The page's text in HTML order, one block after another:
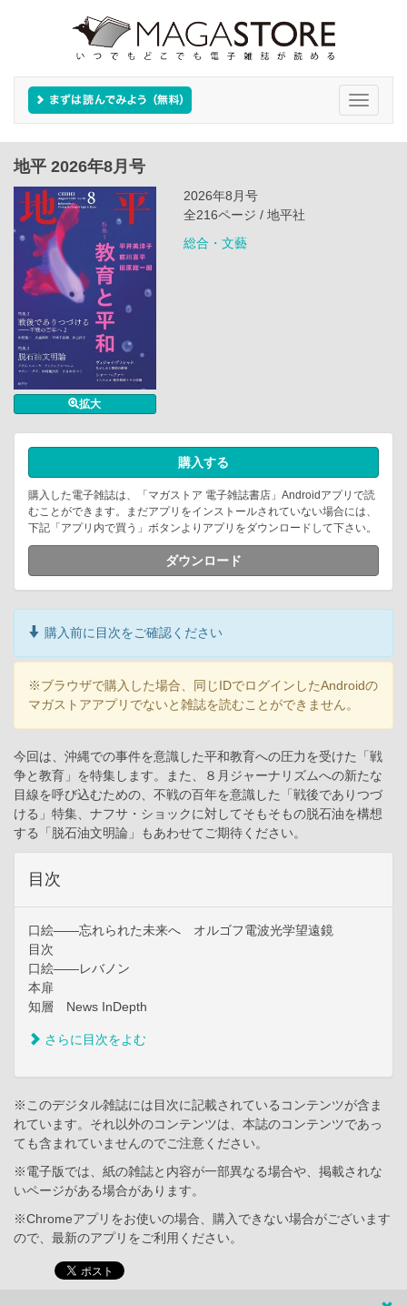
Toggle
地平 2026年8月号
拡大
2026年8月号
全216ページ / 地平社
総合・文藝
購入する
購入した電子雑誌は、「マガストア 電子雑誌書店」Androidアプリで読
むことができます。まだアプリをインストールされていない場合には、
下記「アプリ内で買う」ボタンよりアプリをダウンロードして下さい。
ダウンロード
購入前に目次をご確認ください
※ブラウザで購入した場合、同じIDでログインしたAndroidの
マガストアアプリでないと雑誌を読むことができません。
今回は、沖縄での事件を意識した平和教育への圧力を受けた「戦
争と教育」を特集します。また、８月ジャーナリズムへの新たな
目線を呼び込むための、不戦の百年を意識した「戦後でありつづ
ける」特集、ナフサ・ショックに対してそもそもの脱石油を構想
する「脱石油文明論」もあわせてご期待ください。
目次
口絵――忘れられた未来へ オルゴフ電波光学望遠鏡
目次
口絵――レバノン
本扉
知層 News InDepth
さらに目次をよむ
※このデジタル雑誌には目次に記載されているコンテンツが含ま
れています。それ以外のコンテンツは、本誌のコンテンツであっ
ても含まれていませんのでご注意ください。
※電子版では、紙の雑誌と内容が一部異なる場合や、掲載されな
いページがある場合があります。
※Chromeアプリをお使いの場合、購入できない場合がございます
ので、最新のアプリをご利用ください。